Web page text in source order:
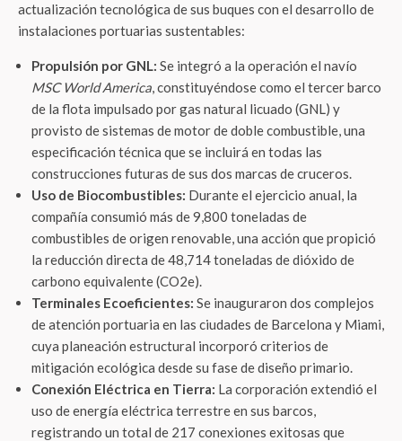
actualización tecnológica de sus buques con el desarrollo de
instalaciones portuarias sustentables:
Propulsión por GNL: Se integró a la operación el navío
MSC World America, constituyéndose como el tercer barco
de la flota impulsado por gas natural licuado (GNL) y
provisto de sistemas de motor de doble combustible, una
especificación técnica que se incluirá en todas las
construcciones futuras de sus dos marcas de cruceros.
Uso de Biocombustibles: Durante el ejercicio anual, la
compañía consumió más de 9,800 toneladas de
combustibles de origen renovable, una acción que propició
la reducción directa de 48,714 toneladas de dióxido de
carbono equivalente (CO2e).
Terminales Ecoeficientes: Se inauguraron dos complejos
de atención portuaria en las ciudades de Barcelona y Miami,
cuya planeación estructural incorporó criterios de
mitigación ecológica desde su fase de diseño primario.
Conexión Eléctrica en Tierra: La corporación extendió el
uso de energía eléctrica terrestre en sus barcos,
registrando un total de 217 conexiones exitosas que